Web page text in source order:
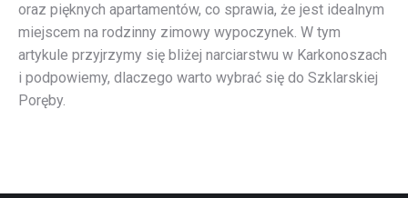
oraz pięknych apartamentów, co sprawia, że jest idealnym
miejscem na rodzinny zimowy wypoczynek. W tym
artykule przyjrzymy się bliżej narciarstwu w Karkonoszach
i podpowiemy, dlaczego warto wybrać się do Szklarskiej
Poręby.